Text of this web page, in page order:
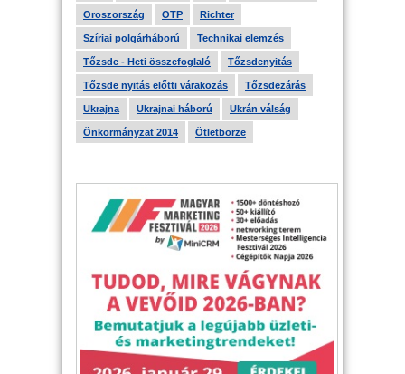
Oroszország OTP Richter
Szíriai polgárháború Technikai elemzés
Tőzsde - Heti összefoglaló Tőzsdenyitás
Tőzsde nyitás előtti várakozás Tőzsdezárás
Ukrajna Ukrajnai háború Ukrán válság
Önkormányzat 2014 Ötletbörze